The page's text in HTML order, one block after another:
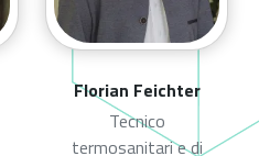
Florian Feichter
Tecnico
termosanitari e di